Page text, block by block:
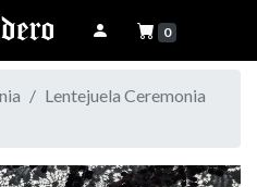
0
Lentejuela Ceremonia